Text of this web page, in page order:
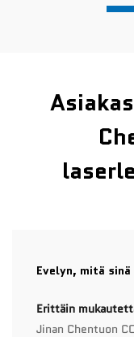
Evelyn, mitä
Erittäin
Jinan Chentuon